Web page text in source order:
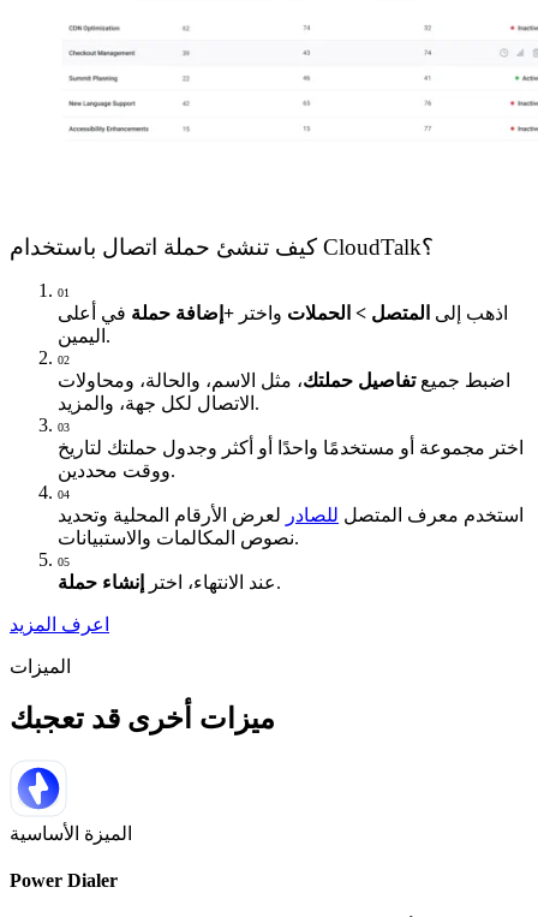
كيف تنشئ حملة اتصال باستخدام CloudTalk؟
01
اذهب إلى المتصل > الحملات واختر +إضافة حملة في أعلى
اليمين.
02
اضبط جميعتفاصيل حملتك، مثل الاسم، والحالة، ومحاولات
الاتصال لكل جهة، والمزيد.
03
اختر مجموعة أو مستخدمًا واحدًا أو أكثر وجدول حملتك لتاريخ
ووقت محددين.
04
استخدم معرف المتصل للصادر لعرض الأرقام المحلية وتحديد
نصوص المكالمات والاستبيانات.
05
عند الانتهاء، اختر إنشاء حملة .
اعرف المزيد
الميزات
ميزات أخرى قد تعجبك
الميزة الأساسية
Power Dialer